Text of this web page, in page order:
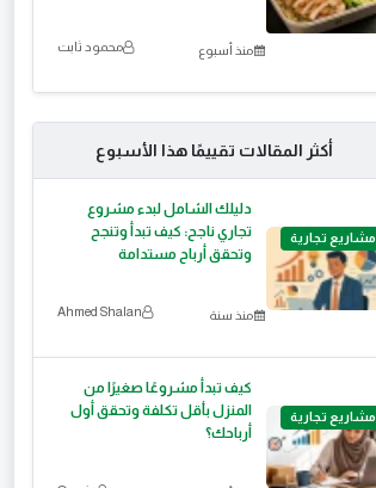
منذ أسبوع محمود ثابت
أكثر المقالات تقييمًا هذا الأسبوع
مشاريع تجارية
دليلك الشامل لبدء مشروع
تجاري ناجح: كيف تبدأ وتنجح
وتحقق أرباح مستدامة
منذ سنة Ahmed Shalan
مشاريع تجارية
كيف تبدأ مشروعًا صغيرًا من
المنزل بأقل تكلفة وتحقق أول
أرباحك؟